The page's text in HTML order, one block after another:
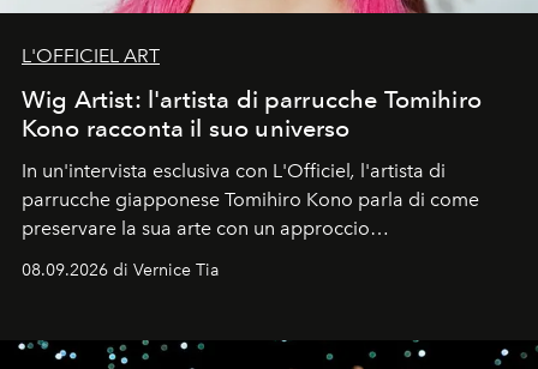
L'OFFICIEL ART
Wig Artist: l'artista di parrucche Tomihiro
Kono racconta il suo universo
In un'intervista esclusiva con L'Officiel, l'artista di
parrucche giapponese Tomihiro Kono parla di come
preservare la sua arte con un approccio
08.09.2026 di Vernice Tia